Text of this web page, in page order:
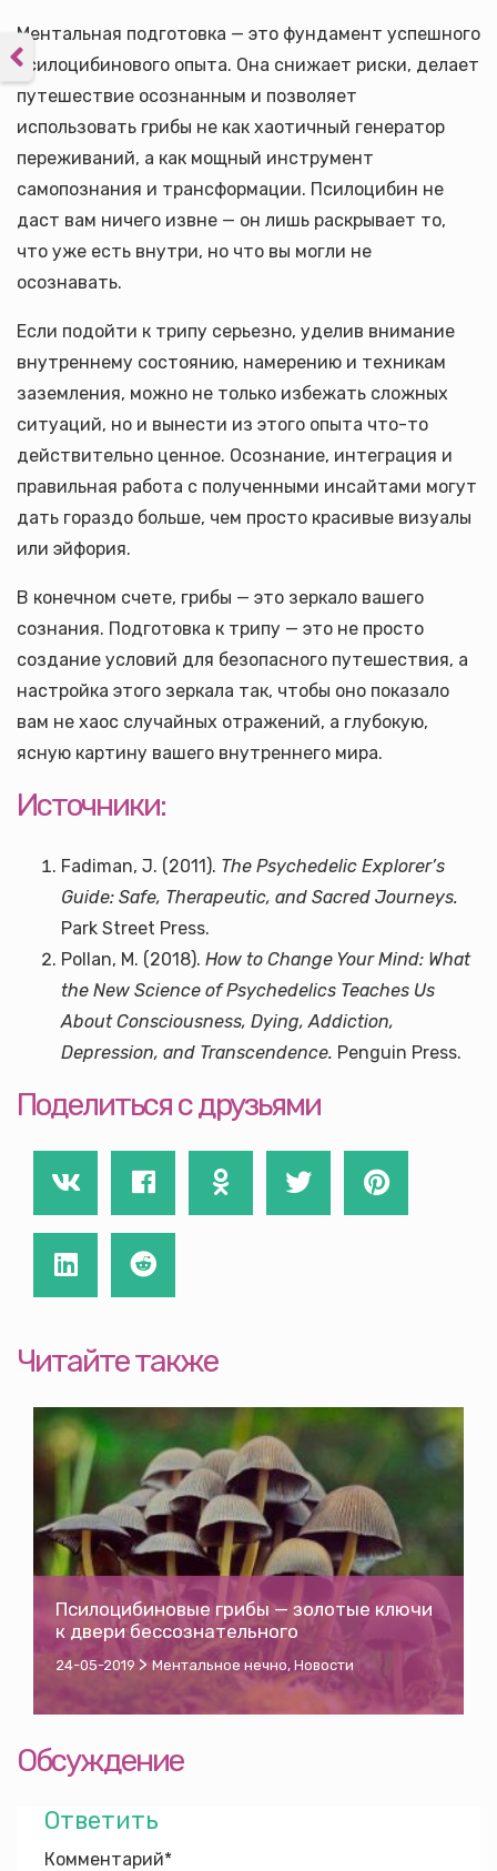
Ментальная подготовка — это фундамент успешного
псилоцибинового опыта. Она снижает риски, делает
путешествие осознанным и позволяет
использовать грибы не как хаотичный генератор
переживаний, а как мощный инструмент
самопознания и трансформации. Псилоцибин не
даст вам ничего извне — он лишь раскрывает то,
что уже есть внутри, но что вы могли не
осознавать.
Если подойти к трипу серьезно, уделив внимание
внутреннему состоянию, намерению и техникам
заземления, можно не только избежать сложных
ситуаций, но и вынести из этого опыта что-то
действительно ценное. Осознание, интеграция и
правильная работа с полученными инсайтами могут
дать гораздо больше, чем просто красивые визуалы
или эйфория.
В конечном счете, грибы — это зеркало вашего
сознания. Подготовка к трипу — это не просто
создание условий для безопасного путешествия, а
настройка этого зеркала так, чтобы оно показало
вам не хаос случайных отражений, а глубокую,
ясную картину вашего внутреннего мира.
Источники:
Fadiman, J. (2011). The Psychedelic Explorer’s
Guide: Safe, Therapeutic, and Sacred Journeys.
Park Street Press.
Pollan, M. (2018). How to Change Your Mind: What
the New Science of Psychedelics Teaches Us
About Consciousness, Dying, Addiction,
Depression, and Transcendence. Penguin Press.
Поделиться с друзьями
Читайте также
Псилоцибиновые грибы — золотые ключи
к двери бессознательного
24-05-2019 >Ментальное нечно, Новости
Обсуждение
Ответить
Комментарий*